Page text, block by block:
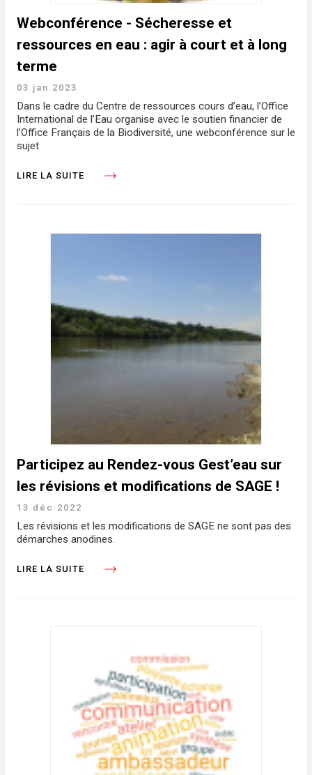
Webconférence - Sécheresse et
ressources en eau : agir à court et à long
terme
03 jan 2023
Dans le cadre du Centre de ressources cours d’eau, l’Office
International de l’Eau organise avec le soutien financier de
l’Office Français de la Biodiversité, une webconférence sur le
sujet
LIRE LA SUITE
Participez au Rendez-vous Gest’eau sur
les révisions et modifications de SAGE !
13 déc 2022
Les révisions et les modifications de SAGE ne sont pas des
démarches anodines.
LIRE LA SUITE